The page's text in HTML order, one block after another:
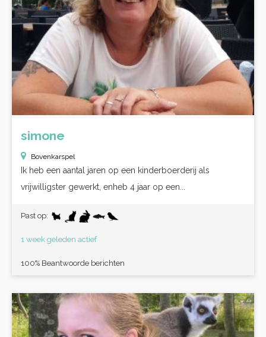
simone
Bovenkarspel
Ik heb een aantal jaren op een kinderboerderij als
vrijwilligster gewerkt, enheb 4 jaar op een...
Past op:
1 week geleden actief
100% Beantwoorde berichten